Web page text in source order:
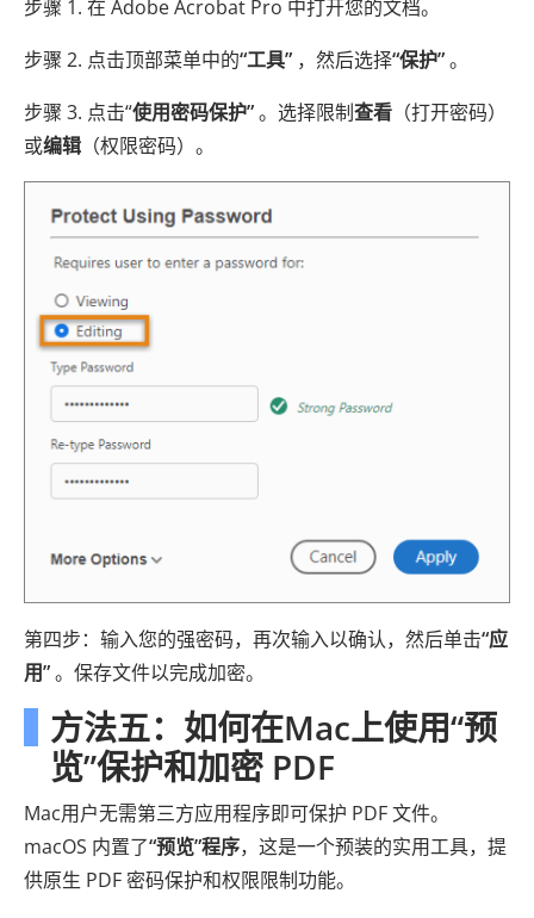
步骤 1. 在 Adob​​e Acrobat Pro 中打开您的文档。
步骤 2. 点击顶部菜单中的“工具” ，然后选择“保护”。
步骤 3. 点击“使用密码保护”。选择限制查看 （打开密码）
或编辑 （权限密码）。
第四步：输入您的强密码，再次输入以确认，然后单击“应
用”。保存文件以完成加密。
方法五：如何在Mac上使用“预
览”保护和加密 PDF
Mac用户无需第三方应用程序即可保护 PDF 文件。
macOS 内置了“预览”程序，这是一个预装的实用工具，提
供原生 PDF 密码保护和权限限制功能。